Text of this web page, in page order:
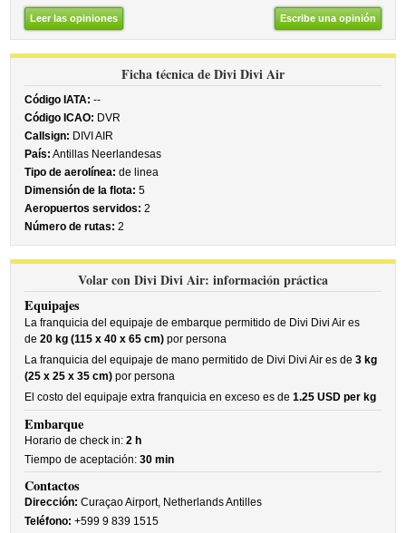
Leer las opiniones Escribe una opinión
Ficha técnica de Divi Divi Air
Código IATA: --
Código ICAO: DVR
Callsign: DIVI AIR
País: Antillas Neerlandesas
Tipo de aerolínea: de linea
Dimensión de la flota: 5
Aeropuertos servidos: 2
Número de rutas: 2
Volar con Divi Divi Air: información práctica
Equipajes
La franquicia del equipaje de embarque permitido de Divi Divi Air es
de20 kg (115 x 40 x 65 cm) por persona
La franquicia del equipaje de mano permitido de Divi Divi Air es de3 kg
(25 x 25 x 35 cm) por persona
El costo del equipaje extra franquicia en exceso es de1.25 USD per kg
Embarque
Horario de check in:2 h
Tiempo de aceptación:30 min
Contactos
Dirección: Curaçao Airport, Netherlands Antilles
Teléfono: +599 9 839 1515